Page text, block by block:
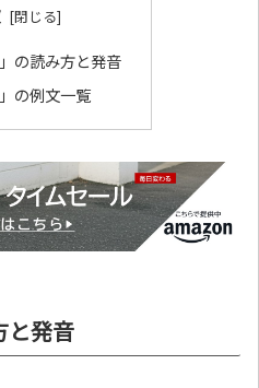
の読み方と発音
の例文一覧
と発音